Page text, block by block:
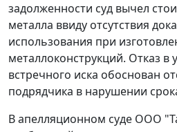
задолженности суд вычел
металла ввиду отсутствия
использования при
металлоконструкций. Отказ в
встречного иска обоснован
подрядчика в нарушении
В апелляционном суде ООО